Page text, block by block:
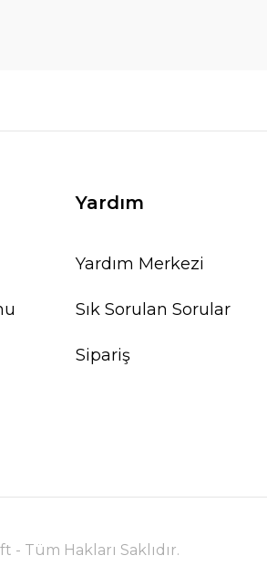
Yardım
Yardım Merkezi
Sık Sorulan Sorular
Sipariş
Tüm Hakları Saklıdır.